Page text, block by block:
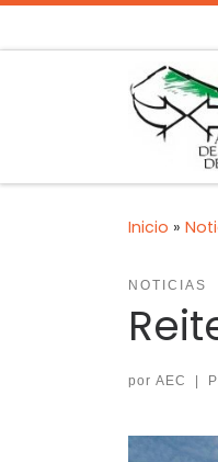
Inicio »
NOTICIAS
por AEC |